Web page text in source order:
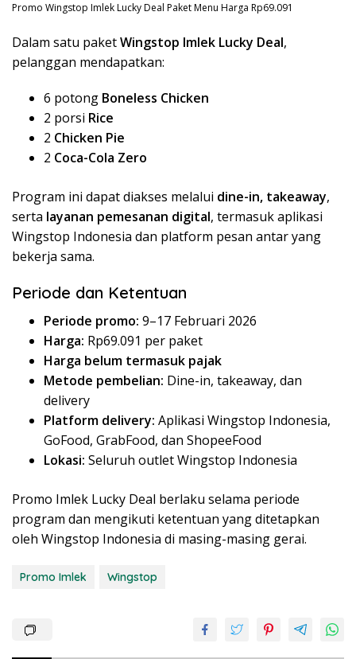
Promo Wingstop Imlek Lucky Deal Paket Menu Harga Rp69.091
Dalam satu paketWingstop Imlek Lucky Deal,
pelanggan mendapatkan:
6 potong Boneless Chicken
2 porsi Rice
2 Chicken Pie
2 Coca-Cola Zero
Program ini dapat diakses melalui dine-in, takeaway,
serta layanan pemesanan digital, termasuk aplikasi
Wingstop Indonesia dan platform pesan antar yang
bekerja sama.
Periode dan Ketentuan
Periode promo: 9–17 Februari 2026
Harga: Rp69.091 per paket
Harga belum termasuk pajak
Metode pembelian: Dine-in, takeaway, dan
delivery
Platform delivery: Aplikasi Wingstop Indonesia,
GoFood, GrabFood, dan ShopeeFood
Lokasi: Seluruh outlet Wingstop Indonesia
Promo Imlek Lucky Deal berlaku selama periode
program dan mengikuti ketentuan yang ditetapkan
oleh Wingstop Indonesia di masing-masing gerai.
Promo Imlek Wingstop